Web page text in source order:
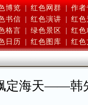
博览 | 红色网群 | 作者
书信 红色演讲
红色
格言 绿色景区
红色
日历 红色图库 红色
定海天——韩